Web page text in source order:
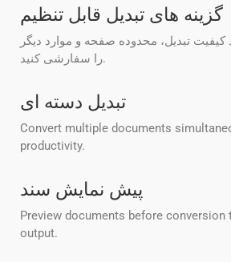
گزینه های تبدیل قابل تنظیم
کیفیت تبدیل، محدوده صفحه و موارد دیگر
را سفارشی کنید.
تبدیل دسته ای
Convert multiple documents
productivity.
پیش نمایش سند
Preview documents before conversion
output.